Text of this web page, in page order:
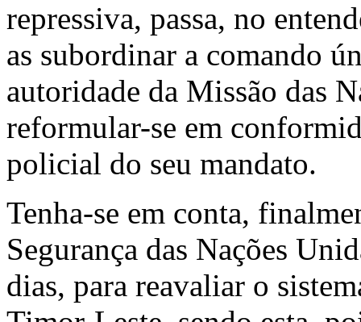
repressiva, passa, no
as subordinar a comando
autoridade da Missão das
reformular-se em
policial do seu mandato.
Tenha-se em conta,
Segurança das Nações
dias, para reavaliar o